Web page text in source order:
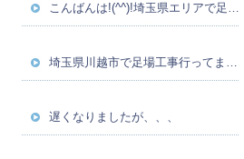
こんばんは!(^^)!埼玉県エリアで足場職人募集中！！！！
埼玉県川越市で足場工事行ってます！職人さん大募集！寮完備予定です(^_-)-☆
遅くなりましたが、、、